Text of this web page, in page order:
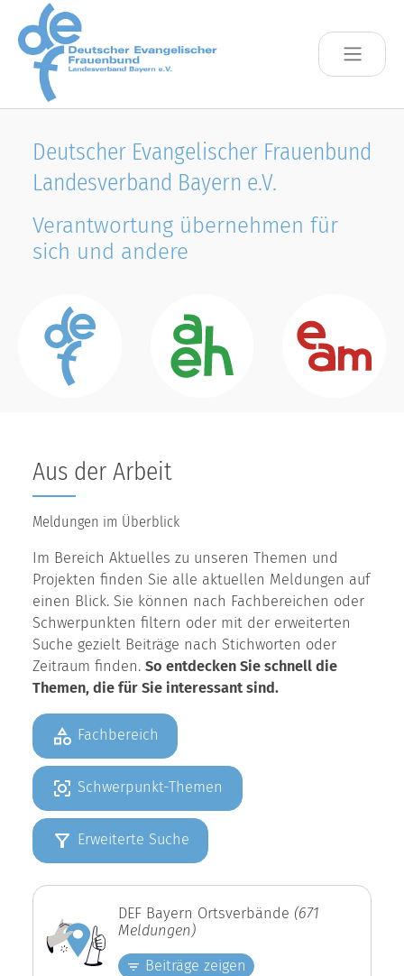
Skip to main content
Deutscher Evangelischer Frauenbund
Landesverband Bayern e.V.
Verantwortung übernehmen für
sich und andere
Aus der Arbeit
Meldungen im Überblick
Im Bereich Aktuelles zu unseren Themen und
Projekten finden Sie alle aktuellen Meldungen auf
einen Blick. Sie können nach Fachbereichen oder
Schwerpunkten filtern oder mit der erweiterten
Suche gezielt Beiträge nach Stichworten oder
Zeitraum finden. So entdecken Sie schnell die
Themen, die für Sie interessant sind.
Fachbereich
Schwerpunkt-Themen
Erweiterte Suche
DEF Bayern Ortsverbände (671
Meldungen)
Beiträge zeigen